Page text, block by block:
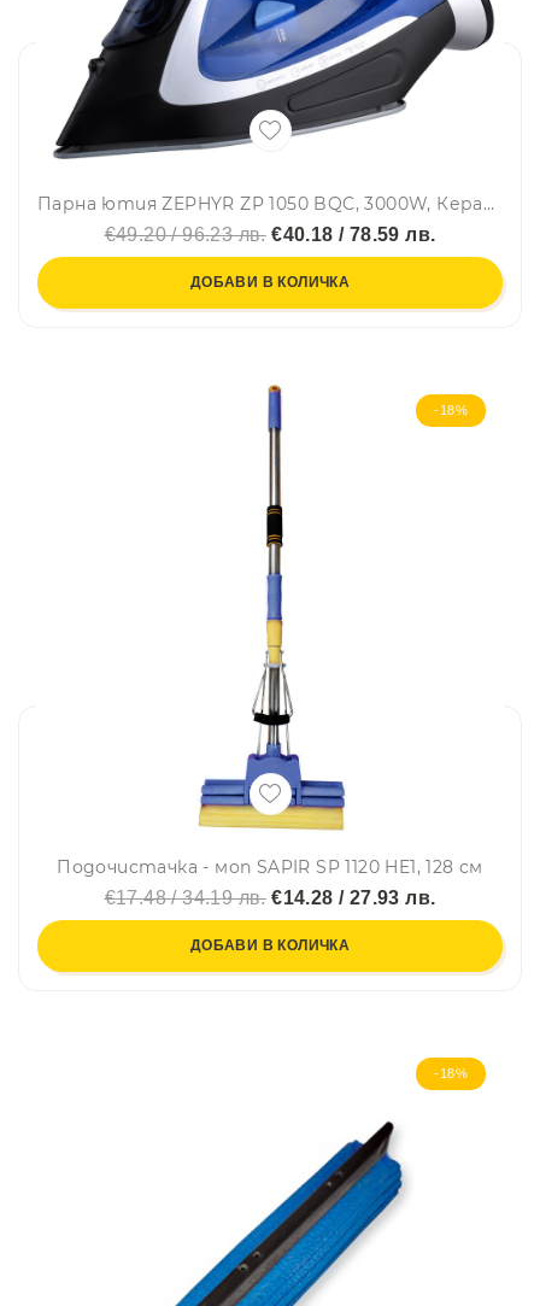
Парна ютия ZEPHYR ZP 1050 BQC, 3000W, Керамична плоча, Вертикално гладене, Самопочистване, Черен/син
€49.20 / 96.23 лв.€40.18 / 78.59 лв.
ДОБАВИ В КОЛИЧКА
-18%
Подочистачка - моп SAPIR SP 1120 HE1, 128 см
€17.48 / 34.19 лв.€14.28 / 27.93 лв.
ДОБАВИ В КОЛИЧКА
-18%